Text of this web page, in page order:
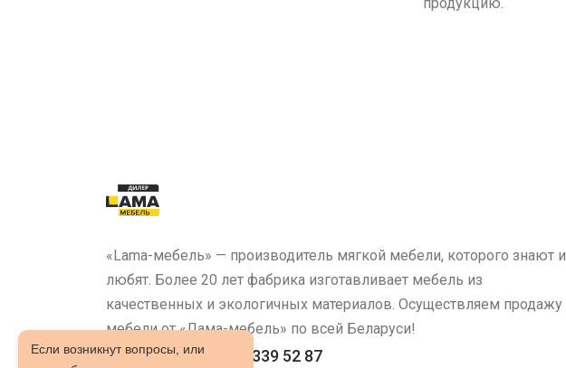
Если возникнут вопросы, или
«Lama-мебель» — производитель мягкой мебели, которого знают и
любят. Более 20 лет фабрика изготавливает мебель из
качественных и экологичных материалов. Осуществляем продажу
мебели от «Лама-мебель» по всей Беларуси!
ТЦ "Сеница": 8 029 339 52 87